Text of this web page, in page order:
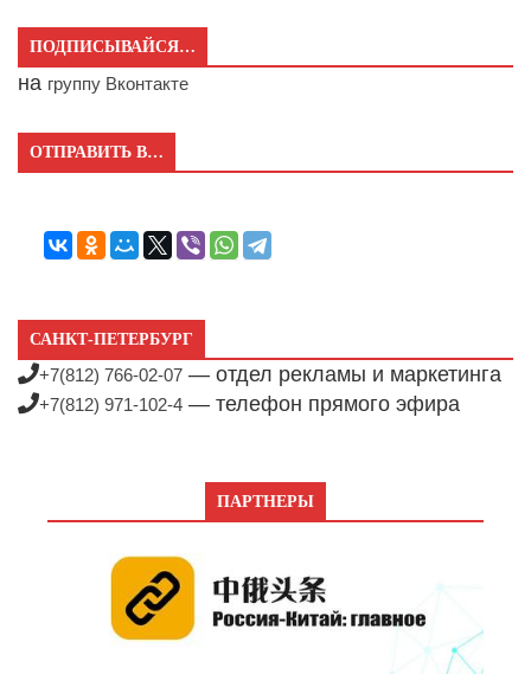
ПОДПИСЫВАЙСЯ…
на группу Вконтакте
ОТПРАВИТЬ В…
САНКТ-ПЕТЕРБУРГ
+7(812) 766-02-07 — отдел рекламы и маркетинга
+7(812) 971-102-4 — телефон прямого эфира
ПАРТНЕРЫ